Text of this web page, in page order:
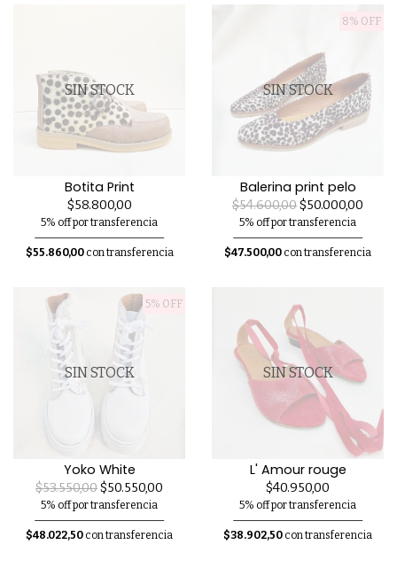
SIN STOCK
Botita Print
$58.800,00
5% off por transferencia
$55.860,00con transferencia
8% OFF
SIN STOCK
Balerina print pelo
$54.600,00$50.000,00
5% off por transferencia
$47.500,00 con transferencia
5% OFF
SIN STOCK
Yoko White
$53.550,00$50.550,00
5% off por transferencia
$48.022,50 con transferencia
SIN STOCK
L' Amour rouge
$40.950,00
5% off por transferencia
$38.902,50 con transferencia